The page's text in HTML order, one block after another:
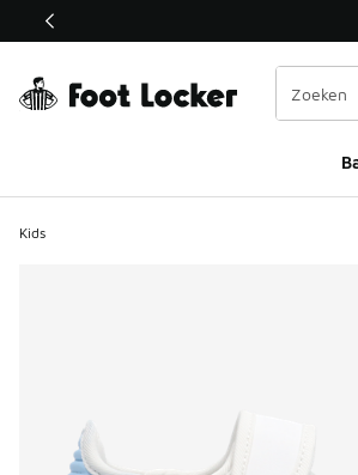
Deze link wordt geopend in een nieuw
Kids